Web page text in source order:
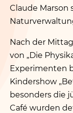
Claude Marson
Nach der
von „Die
Experimenten
Kindershow „
besonders die
Café wurden